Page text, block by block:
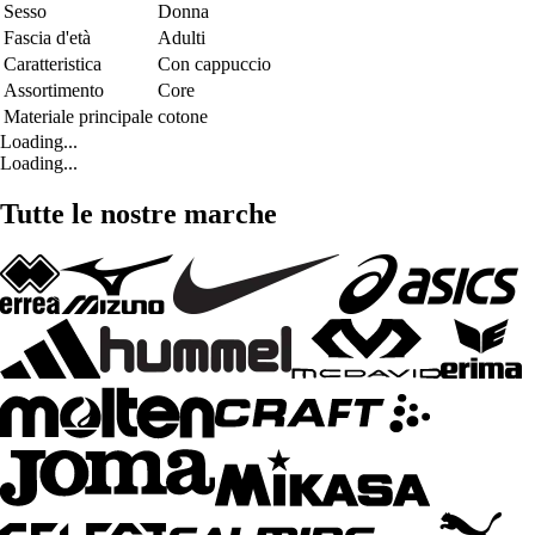
Sesso
Donna
Fascia d'età
Adulti
Caratteristica
Con cappuccio
Assortimento
Core
Materiale principale cotone
Loading...
Loading...
Tutte le nostre marche